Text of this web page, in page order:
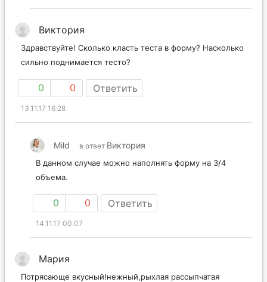
Виктория
Здравствуйте! Сколько класть теста в форму? Насколько
сильно поднимается тесто?
0 0 Ответить
13.11.17 16:28
Mild в ответ Виктория
В данном случае можно наполнять форму на 3/4
объема.
0 0 Ответить
14.11.17 00:07
Мария
Потрясающе вкусный!нежный,рыхлая рассыпчатая